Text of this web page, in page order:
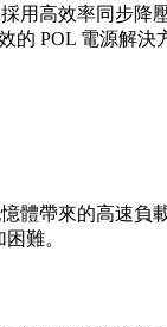
高效率同步降壓
POL 電源解決
體帶來的高速
難。